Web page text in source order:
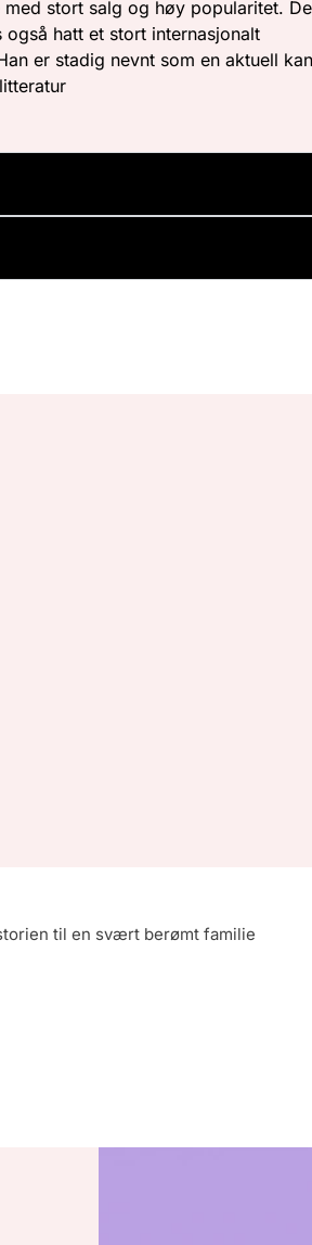
stort salg og høy popularitet.
også hatt et stort internasjonalt
er stadig nevnt som en aktuell
til en svært berømt familie